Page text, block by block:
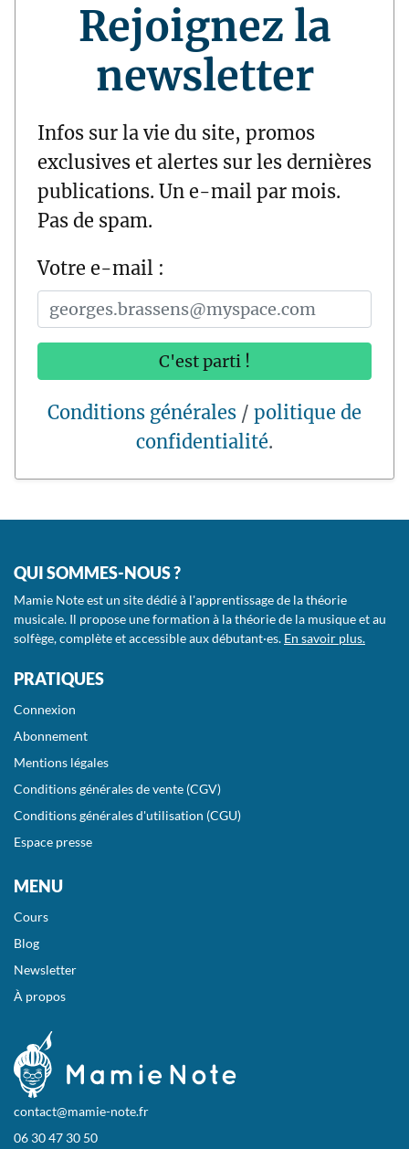
Rejoignez la
newsletter
Infos sur la vie du site, promos
exclusives et alertes sur les dernières
publications. Un e-mail par mois.
Pas de spam.
Votre e-mail :
C'est parti !
Conditions générales / politique de
confidentialité.
QUI SOMMES-NOUS ?
Mamie Note est un site dédié à l'apprentissage de la théorie
musicale. Il propose une formation à la théorie de la musique et au
solfège, complète et accessible aux débutant·es. En savoir plus.
PRATIQUES
Connexion
Abonnement
Mentions légales
Conditions générales de vente (CGV)
Conditions générales d'utilisation (CGU)
Espace presse
MENU
Cours
Blog
Newsletter
À propos
contact@mamie-note.fr
06 30 47 30 50